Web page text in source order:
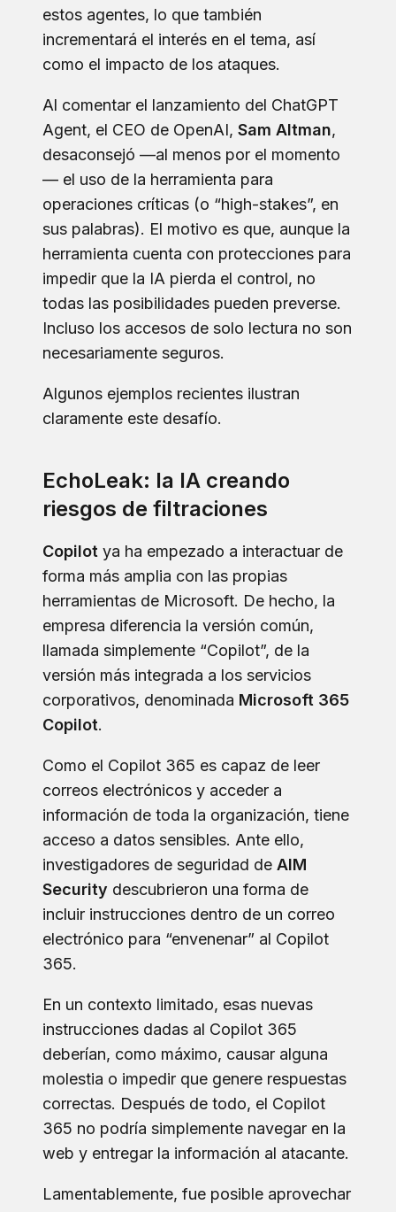
estos agentes, lo que también
incrementará el interés en el tema, así
como el impacto de los ataques.
Al comentar el lanzamiento del ChatGPT
Agent, el CEO de OpenAI, Sam Altman,
desaconsejó —al menos por el momento
— el uso de la herramienta para
operaciones críticas (o “high-stakes”, en
sus palabras). El motivo es que, aunque la
herramienta cuenta con protecciones para
impedir que la IA pierda el control, no
todas las posibilidades pueden preverse.
Incluso los accesos de solo lectura no son
necesariamente seguros.
Algunos ejemplos recientes ilustran
claramente este desafío.
EchoLeak: la IA creando
riesgos de filtraciones
Copilot ya ha empezado a interactuar de
forma más amplia con las propias
herramientas de Microsoft. De hecho, la
empresa diferencia la versión común,
llamada simplemente “Copilot”, de la
versión más integrada a los servicios
corporativos, denominada Microsoft 365
Copilot.
Como el Copilot 365 es capaz de leer
correos electrónicos y acceder a
información de toda la organización, tiene
acceso a datos sensibles. Ante ello,
investigadores de seguridad de AIM
Security descubrieron una forma de
incluir instrucciones dentro de un correo
electrónico para “envenenar” al Copilot
365.
En un contexto limitado, esas nuevas
instrucciones dadas al Copilot 365
deberían, como máximo, causar alguna
molestia o impedir que genere respuestas
correctas. Después de todo, el Copilot
365 no podría simplemente navegar en la
web y entregar la información al atacante.
Lamentablemente, fue posible aprovechar